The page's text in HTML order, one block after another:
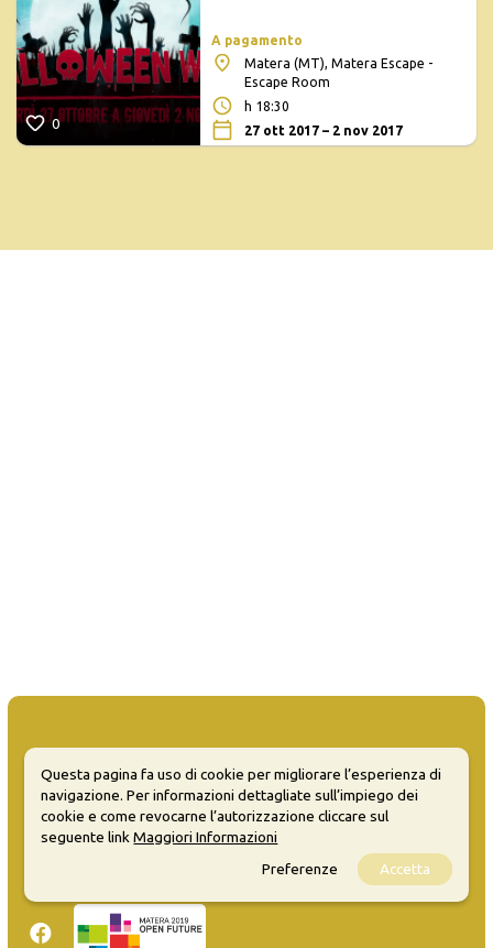
0
A pagamento
Matera (MT), Matera Escape -
Escape Room
h 18:30
27 ott 2017 – 2 nov 2017
MATERA WELCOME EVENTS
Opendata
Questa pagina fa uso di cookie per migliorare l’esperienza di
navigazione. Per informazioni dettagliate sull’impiego dei
cookie e come revocarne l’autorizzazione cliccare sul
seguente linkMaggiori Informazioni
Preferenze
Accetta